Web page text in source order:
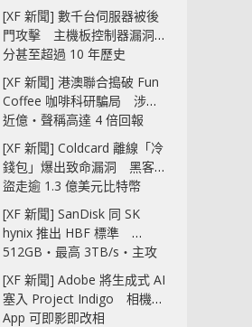
[XF 新聞] 數千台伺服器被後
門攻擊 主機板控制器漏洞部
分甚至超過 10 年歷史
[XF 新聞] 港澳聯合搗破 Fun
Coffee 咖啡科研騙局 涉款
近億‧聲稱高達 4 倍回報
[XF 新聞] Coldcard 離線「冷
錢包」爆出致命漏洞 黑客已
盜走逾 1.3 億美元比特幣
[XF 新聞] SanDisk 同 SK
hynix 推出 HBF 標準
512GB‧最高 3TB/s‧主攻
AI 記憶體
[XF 新聞] Adobe 將生成式 AI
塞入 Project Indigo 相機
App 可即影即改相